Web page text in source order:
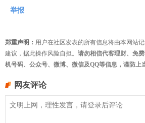
举报
郑重声明： 用户在社区发表的所有信息将由本网站
建议，据此操作风险自担。 请勿相信代客理财、免
机号码、公众号、微博、微信及QQ等信息，谨防上
网友评论